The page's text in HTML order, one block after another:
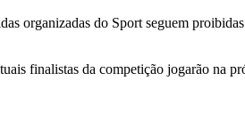
organizadas do Sport seguem
finalistas da competição jogarão na